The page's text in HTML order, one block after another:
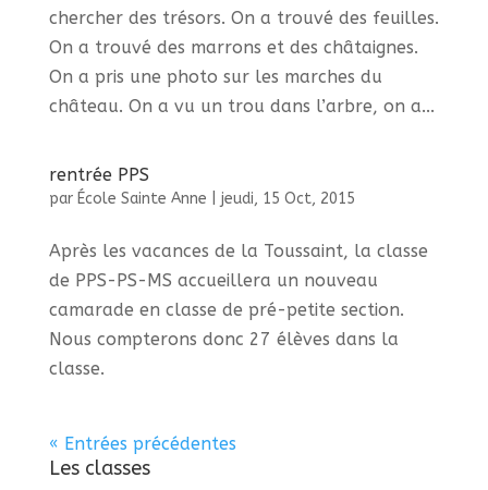
chercher des trésors. On a trouvé des feuilles.
On a trouvé des marrons et des châtaignes.
On a pris une photo sur les marches du
château. On a vu un trou dans l’arbre, on a...
rentrée PPS
par École Sainte Anne jeudi, 15 Oct, 2015
Après les vacances de la Toussaint, la classe
de PPS-PS-MS accueillera un nouveau
camarade en classe de pré-petite section.
Nous compterons donc 27 élèves dans la
classe.
« Entrées précédentes
Les classes